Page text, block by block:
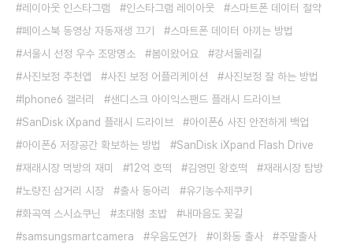
레이아웃 인스타그램
인스타그램 레이아웃
스마트폰 데이터 절약
페이스북 동영상 자동재생 끄기
스마트폰 데이터 아끼는 방법
서울시 선정 우수 조망명소
봄이왔어요
강서둘레길
사진보정 추천앱
사진 보정 어플리케이션
사진보정 잘 하는 방법
Iphone6 갤러리
샌디스크 아이익스팬드 플래시 드라이브
SanDisk iXpand 플래시 드라이브
아이폰6 사진 안전하게 백업
아이폰6 저장공간 확보하는 방법
SanDisk iXpand Flash Drive
재래시장 먹방의 재미
12억 호떡 김영민 왕호떡
재래시장 탐방
노량진 삼거리 시장
출사 동아리
유기농수제쿠키
화곡역 스시쇼쿠닌
초대형 초밥
내마음도 꽃길
samsungsmartcamera
우음도연가 이화동 출사
주말출사